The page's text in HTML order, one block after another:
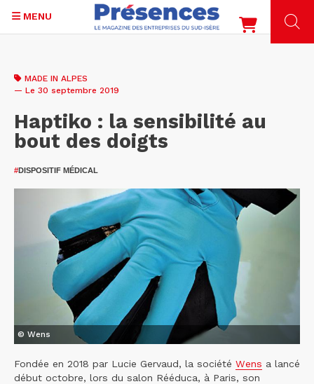
contenu
MENU
MADE IN ALPES
— Le 30 septembre 2019
Haptiko : la sensibilité au
bout des doigts
#DISPOSITIF MÉDICAL
© Wens
Fondée en 2018 par Lucie Gervaud, la société Wens a lancé
début octobre, lors du salon Rééduca, à Paris, son